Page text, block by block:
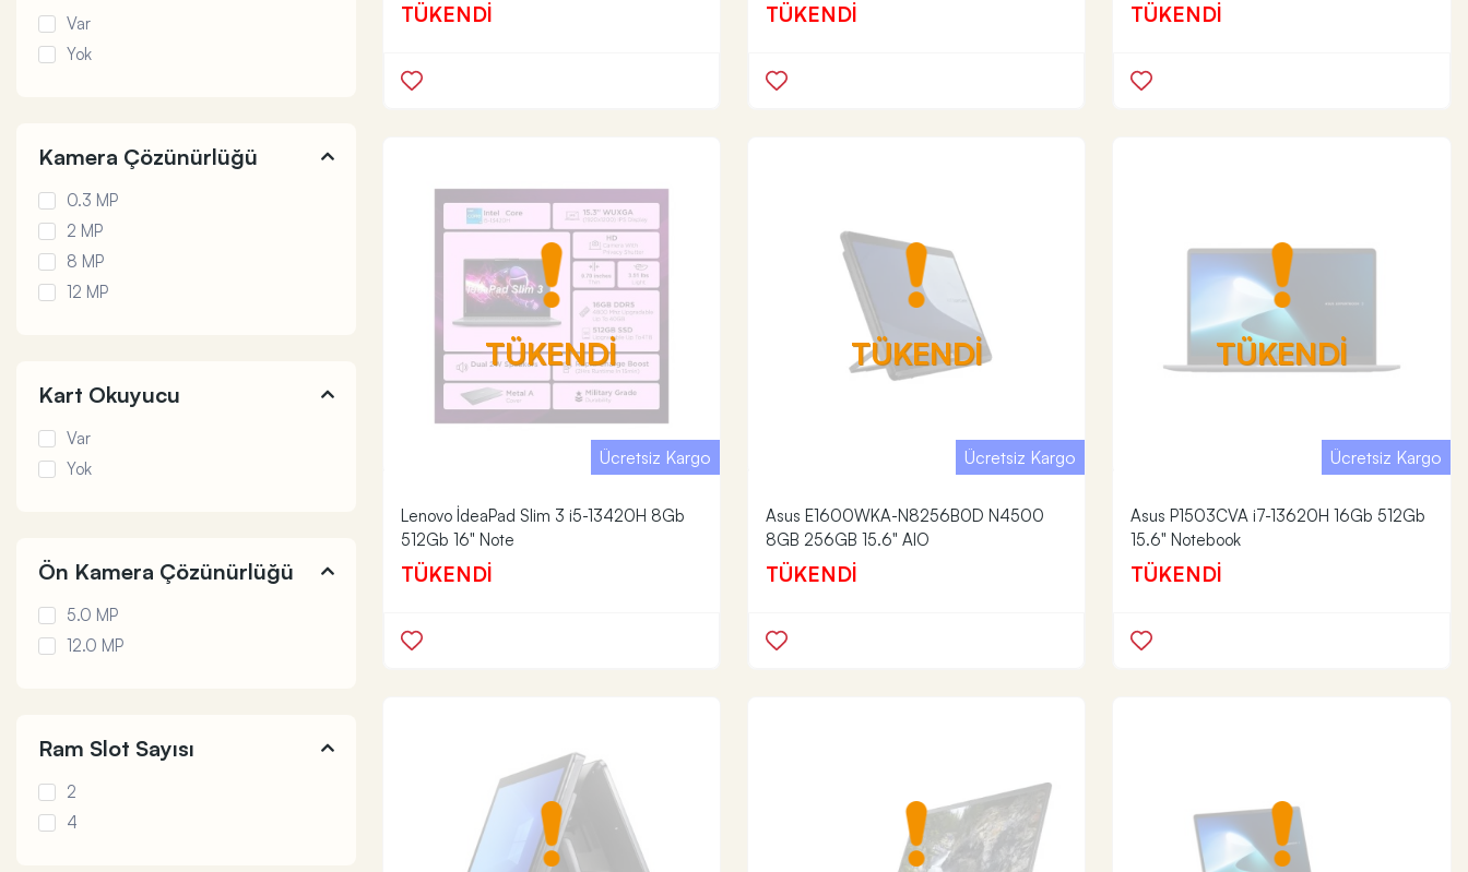
Var
Yok
Kamera Çözünürlüğü
0.3 MP
2 MP
8 MP
12 MP
Kart Okuyucu
Var
Yok
Ön Kamera Çözünürlüğü
5.0 MP
12.0 MP
Ram Slot Sayısı
2
4
TÜKENDİ TÜKENDİ TÜKENDİ
TÜKENDİ
Ücretsiz Kargo
Lenovo İdeaPad Slim 3 i5-13420H 8Gb
512Gb 16" Note
TÜKENDİ
TÜKENDİ
Ücretsiz Kargo
Asus E1600WKA-N8256B0D N4500
8GB 256GB 15.6" AIO
TÜKENDİ
TÜKENDİ
Ücretsiz Kargo
Asus P1503CVA i7-13620H 16Gb 512Gb
15.6" Notebook
TÜKENDİ